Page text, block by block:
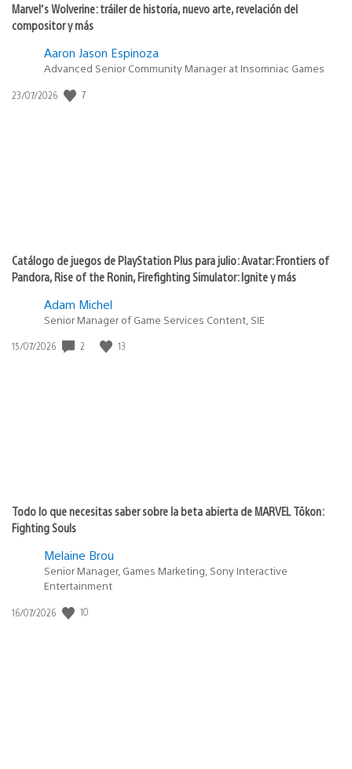
Marvel’s Wolverine: tráiler de historia, nuevo arte, revelación del
compositor y más
Aaron Jason Espinoza
Advanced Senior Community Manager at Insomniac Games
Fecha
23/07/2026 7
Catálogo de juegos de PlayStation Plus para julio: Avatar: Frontiers of
Pandora, Rise of the Ronin, Firefighting Simulator: Ignite y más
Adam Michel
Senior Manager of Game Services Content, SIE
Fecha
15/07/2026 2 13
Todo lo que necesitas saber sobre la beta abierta de MARVEL Tōkon:
Fighting Souls
Melaine Brou
Senior Manager, Games Marketing, Sony Interactive
Entertainment
Fecha
16/07/2026 10